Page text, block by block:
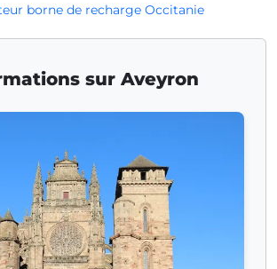
borne de recharge Occitanie
sur Aveyron